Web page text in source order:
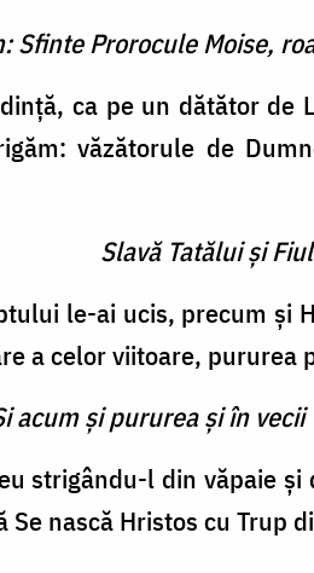
Sfinte Prorocule Moise,
ca pe un dătător de
văzătorule de
Slavă Tatălui şi
le-ai ucis, precum şi
a celor viitoare, pururea
acum şi pururea şi în
strigându-l din văpaie
nască Hristos cu Trup